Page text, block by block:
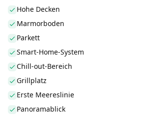
Hohe Decken
Marmorboden
Parkett
Smart-Home-System
Chill-out-Bereich
Grillplatz
Erste Meereslinie
Panoramablick